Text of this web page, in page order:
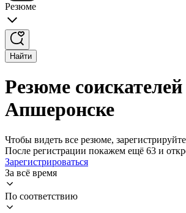
Резюме
Найти
Резюме
Апшеронске
Чтобы видеть все резюме,
После регистрации покажем ещё 63 и
Зарегистрироваться
За всё время
По соответствию